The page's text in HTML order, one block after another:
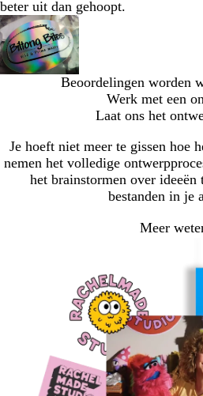
beter uit dan gehoopt.
Beoordelingen worden
Werk met een
Laat ons het
Je hoeft niet meer te gissen hoe
nemen het volledige
het brainstormen over ideeën
bestanden in je
Meer